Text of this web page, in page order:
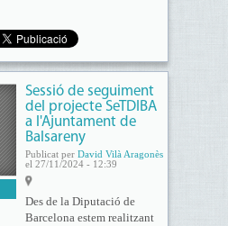
Sessió de seguiment
del projecte SeTDIBA
a l'Ajuntament de
Balsareny
Publicat per David Vilà Aragonès
el 27/11/2024 - 12:39
Des de la Diputació de
Barcelona estem realitzant